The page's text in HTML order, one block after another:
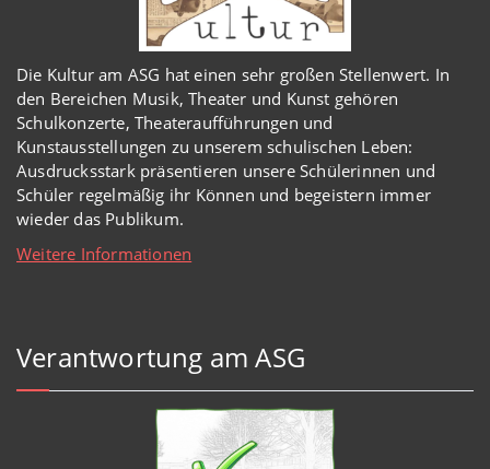
Die Kultur am ASG hat einen sehr großen Stellenwert. In
den Bereichen Musik, Theater und Kunst gehören
Schulkonzerte, Theateraufführungen und
Kunstausstellungen zu unserem schulischen Leben:
Ausdrucksstark präsentieren unsere Schülerinnen und
Schüler regelmäßig ihr Können und begeistern immer
wieder das Publikum.
Weitere Informationen
Verantwortung am ASG